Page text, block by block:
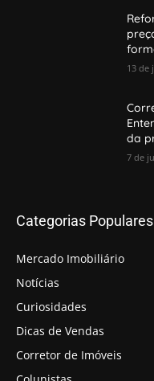
13 de
da
7 de
Categorias Populares
Mercado Imobiliário
Notícias
Curiosidades
Dicas de Vendas
Corretor de Imóveis